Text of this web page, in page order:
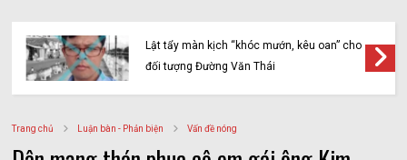
Lật tẩy màn kịch “khóc mướn, kêu oan” cho
đối tượng Đường Văn Thái
Trang chủ Luận bàn - Phản biện Vấn đề nóng